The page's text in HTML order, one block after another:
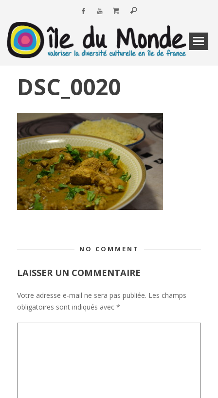
DSC_0020
NO COMMENT
LAISSER UN COMMENTAIRE
Votre adresse e-mail ne sera pas publiée. Les champs
obligatoires sont indiqués avec *